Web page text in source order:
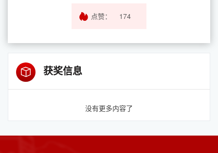
点赞： 174
获奖信息
没有更多内容了